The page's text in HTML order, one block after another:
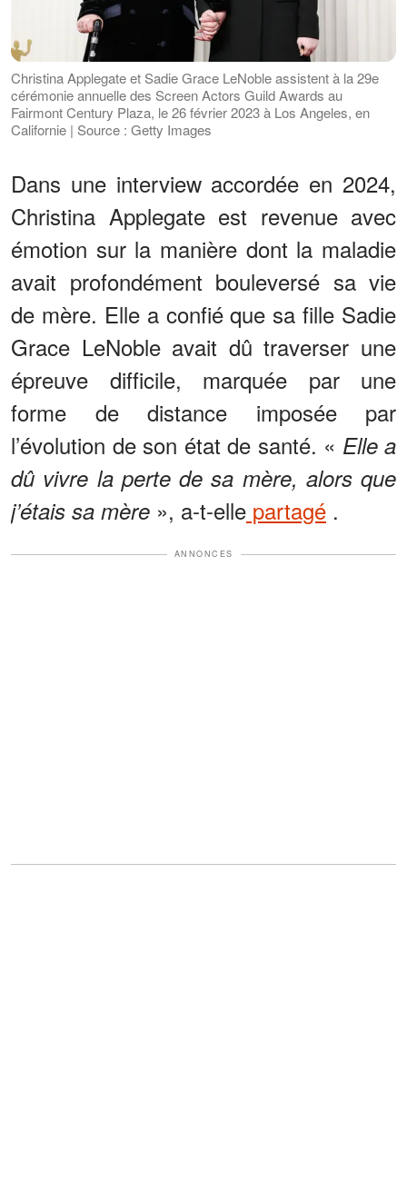
Christina Applegate et Sadie Grace LeNoble assistent à la 29e
cérémonie annuelle des Screen Actors Guild Awards au
Fairmont Century Plaza, le 26 février 2023 à Los Angeles, en
Californie | Source : Getty Images
Dans une interview accordée en 2024,
Christina Applegate est revenue avec
émotion sur la manière dont la maladie
avait profondément bouleversé sa vie
de mère. Elle a confié que sa fille Sadie
Grace LeNoble avait dû traverser une
épreuve difficile, marquée par une
forme de distance imposée par
l’évolution de son état de santé. « Elle a
dû vivre la perte de sa mère, alors que
j’étais sa mère », a-t-elle partagé .
ANNONCES